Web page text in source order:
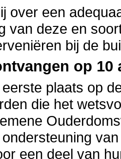
over een
van deze en
bij de
op 10
plaats op
die het
een deel van